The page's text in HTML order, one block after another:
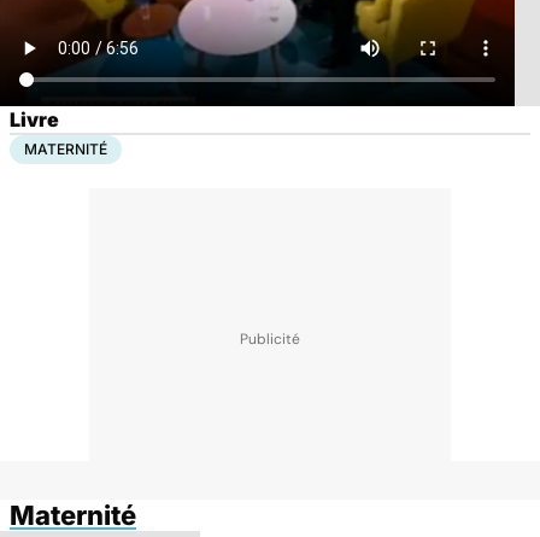
Livre
MATERNITÉ
Maternité